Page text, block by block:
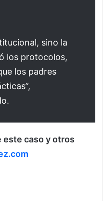
sino la
los protocolos,
los padres
este caso y otros